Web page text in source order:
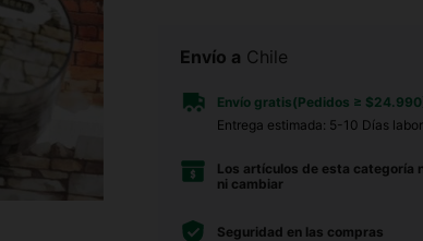
Envío a Chile
Envío gratis(Pedidos ≥
Entrega estimada: 5-10 Días
Los artículos de esta categoría
ni cambiar
Seguridad en las compras